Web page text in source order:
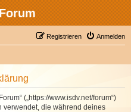
Anmelden
Registrieren
(„https://www.isdv.net/forum“)
verwendet, die während deines